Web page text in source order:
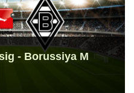
- Borussiya M